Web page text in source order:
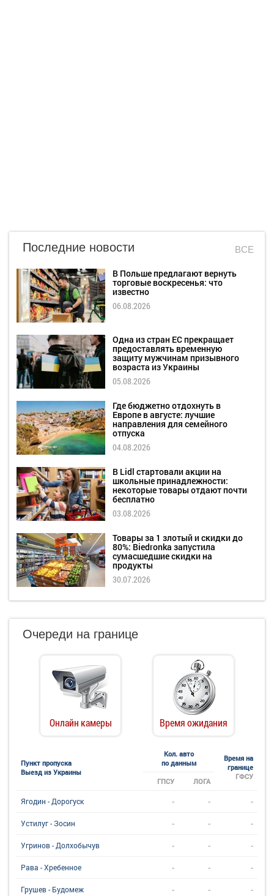
Последние новости ВСЕ
В Польше предлагают вернуть
торговые воскресенья: что
известно
06.08.2026
Одна из стран ЕС прекращает
предоставлять временную
защиту мужчинам призывного
возраста из Украины
05.08.2026
Где бюджетно отдохнуть в
Европе в августе: лучшие
направления для семейного
отпуска
04.08.2026
В Lidl стартовали акции на
школьные принадлежности:
некоторые товары отдают почти
бесплатно
03.08.2026
Товары за 1 злотый и скидки до
80%: Biedronka запустила
сумасшедшие скидки на
продукты
30.07.2026
Очереди на границе
Онлайн камеры Время ожидания
Пункт пропуска
Выезд из Украины
Кол. авто
по данным
Время на
границе
ГФСУ
ГПСУ ЛОГА
Ягодин - Дорогуск - - -
Устилуг - Зосин - - -
Угринов - Долхобычув - - -
Рава - Хребенное - - -
Грушев - Будомеж - - -